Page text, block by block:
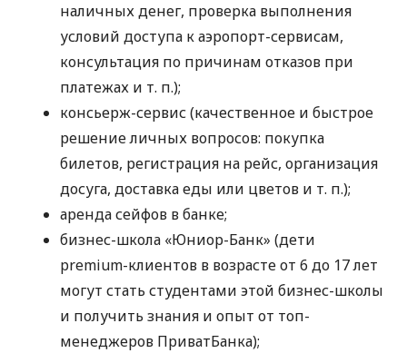
наличных денег, проверка выполнения
условий доступа к аэропорт-сервисам,
консультация по причинам отказов при
платежах и т. п.);
консьерж-сервис (качественное и быстрое
решение личных вопросов: покупка
билетов, регистрация на рейс, организация
досуга, доставка еды или цветов и т. п.);
аренда сейфов в банке;
бизнес-школа «Юниор-Банк» (дети
premium-клиентов в возрасте от 6 до 17 лет
могут стать студентами этой бизнес-школы
и получить знания и опыт от топ-
менеджеров ПриватБанка);